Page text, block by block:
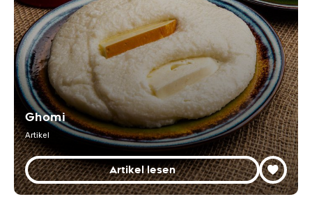
Ghomi
Artikel
Artikel lesen